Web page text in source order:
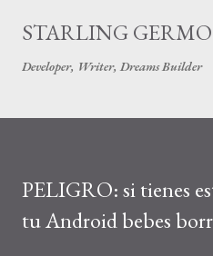
STARLING
Developer, Writer, Dreams Builder
PELIGRO: si tienes
tu Android bebes